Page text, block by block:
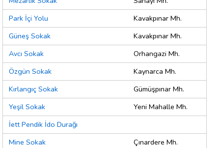
Park İçi Yolu
Kavakpınar Mh.
Güneş Sokak
Kavakpınar Mh.
Avcı Sokak
Orhangazi Mh.
Özgün Sokak
Kaynarca Mh.
Kırlangıç Sokak
Gümüşpınar Mh.
Yeşil Sokak
Yeni Mahalle Mh.
İett Pendik İdo Durağı
Mine Sokak
Çınardere Mh.